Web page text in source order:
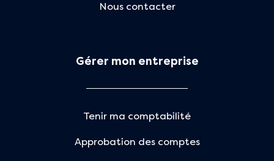
Nous contacter
Gérer mon entreprise
Tenir ma comptabilité
Approbation des comptes